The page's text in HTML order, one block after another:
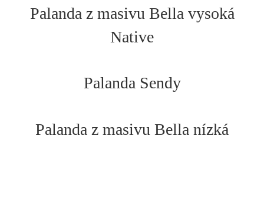
Palanda z masivu Bella vysoká
Native
Palanda Sendy
Palanda z masivu Bella nízká